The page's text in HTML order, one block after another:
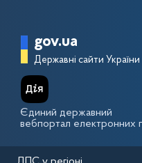
Головна
gov.ua
Державні сайти України
Єдиний державний
вебпортал електронних